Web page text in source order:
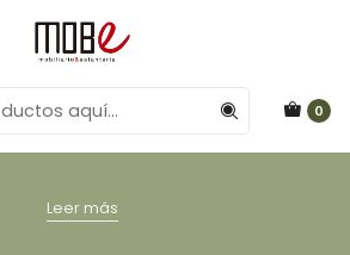
0
Leer más